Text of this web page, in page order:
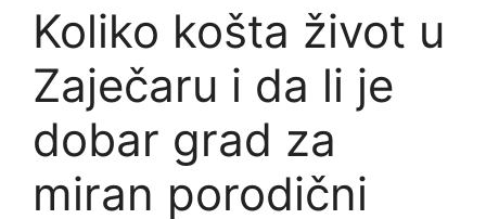
Koliko košta život u
Zaječaru i da li je
dobar grad za
miran porodični